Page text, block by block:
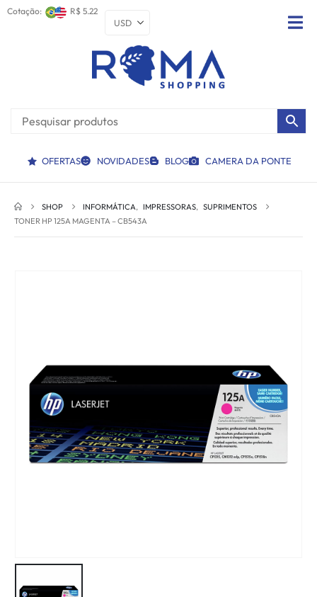
Cotação: R$ 5.22
OFERTAS NOVIDADES BLOG CAMERA DA PONTE
SHOP INFORMÁTICA, IMPRESSORAS, SUPRIMENTOS
TONER HP 125A MAGENTA – CB543A